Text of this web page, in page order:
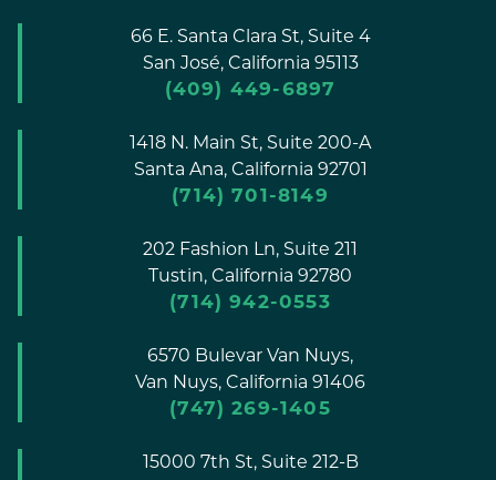
66 E. Santa Clara St, Suite 4
San José, California 95113
(409) 449-6897
1418 N. Main St, Suite 200-A
Santa Ana, California 92701
(714) 701-8149
202 Fashion Ln, Suite 211
Tustin, California 92780
(714) 942-0553
6570 Bulevar Van Nuys,
Van Nuys, California 91406
(747) 269-1405
15000 7th St, Suite 212-B